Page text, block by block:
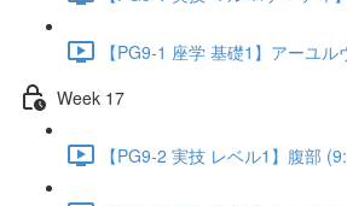
【PG9-1 座学 基礎1】アーユ
Week 17
【PG9-2 実技 レベル1】腹部